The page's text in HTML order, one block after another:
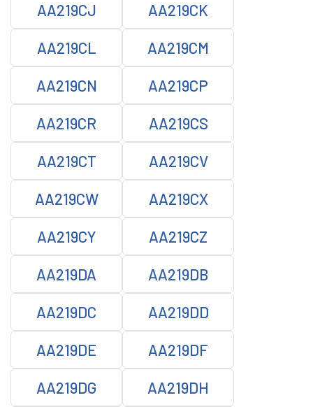
AA219CJ AA219CK
AA219CL AA219CM
AA219CN AA219CP
AA219CR AA219CS
AA219CT AA219CV
AA219CW AA219CX
AA219CY AA219CZ
AA219DA AA219DB
AA219DC AA219DD
AA219DE AA219DF
AA219DG AA219DH